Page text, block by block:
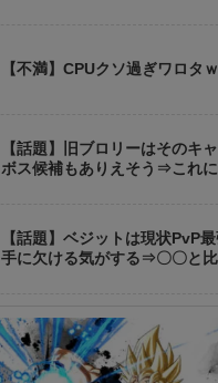
【不満】CPUクソ過ぎワロタ
【話題】旧ブロリーはそのキ
ボス候補もありえそう⇒これ
【話題】ベジットは現状PvP
手に欠ける気がする⇒〇〇と